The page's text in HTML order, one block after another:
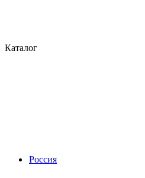
Каталог
Россия